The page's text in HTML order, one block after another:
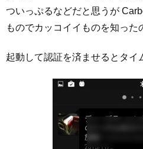
ついっぷるなどだと思うが
ものでカッコイイものを知った
起動して認証を済ませるとタイ